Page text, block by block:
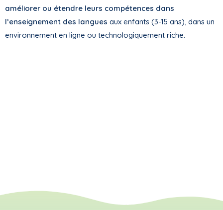
améliorer ou étendre leurs compétences dans
l’enseignement des langues aux enfants (3-15 ans), dans un
environnement en ligne ou technologiquement riche.